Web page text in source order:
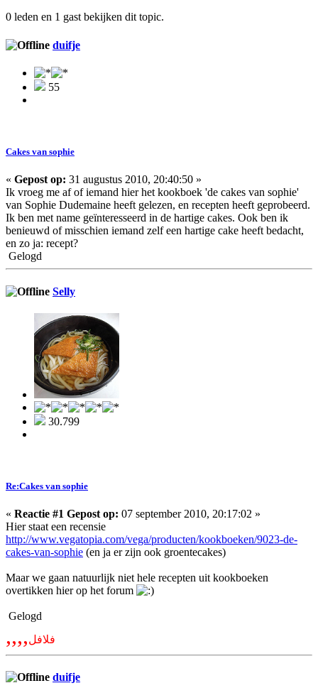
0 leden en 1 gast bekijken dit topic.
duifje
55
Cakes van sophie
« Gepost op: 31 augustus 2010, 20:40:50 »
Ik vroeg me af of iemand hier het kookboek 'de cakes van sophie'
van Sophie Dudemaine heeft gelezen, en recepten heeft geprobeerd.
Ik ben met name geïnteresseerd in de hartige cakes. Ook ben ik
benieuwd of misschien iemand zelf een hartige cake heeft bedacht,
en zo ja: recept?
Gelogd
Selly
30.799
Re:Cakes van sophie
« Reactie #1 Gepost op: 07 september 2010, 20:17:02 »
Hier staat een recensie
http://www.vegatopia.com/vega/producten/kookboeken/9023-de-
cakes-van-sophie (en ja er zijn ook groentecakes)
Maar we gaan natuurlijk niet hele recepten uit kookboeken
overtikken hier op het forum
Gelogd
,,,,فلافل
duifje